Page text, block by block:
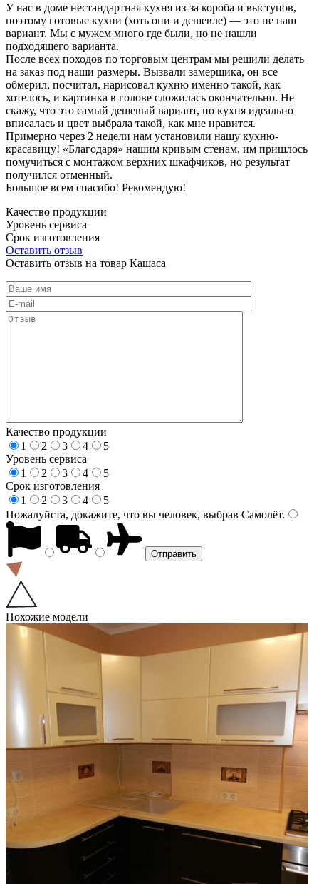
У нас в доме нестандартная кухня из-за короба и выступов,
поэтому готовые кухни (хоть они и дешевле) — это не наш
вариант. Мы с мужем много где были, но не нашли
подходящего варианта.
После всех походов по торговым центрам мы решили делать
на заказ под наши размеры. Вызвали замерщика, он все
обмерил, посчитал, нарисовал кухню именно такой, как
хотелось, и картинка в голове сложилась окончательно. Не
скажу, что это самый дешевый вариант, но кухня идеально
вписалась и цвет выбрала такой, как мне нравится.
Примерно через 2 недели нам установили нашу кухню-
красавицу! «Благодаря» нашим кривым стенам, им пришлось
помучиться с монтажом верхних шкафчиков, но результат
получился отменный.
Большое всем спасибо! Рекомендую!
Качество продукции
Уровень сервиса
Срок изготовления
Оставить отзыв
Оставить отзыв на товар Кашаса
Качество продукции
1
2 3 4
5
Уровень сервиса
1
2 3 4
5
Срок изготовления
1
2 3 4
5
Пожалуйста, докажите, что вы человек, выбрав Самолёт.
Похожие модели